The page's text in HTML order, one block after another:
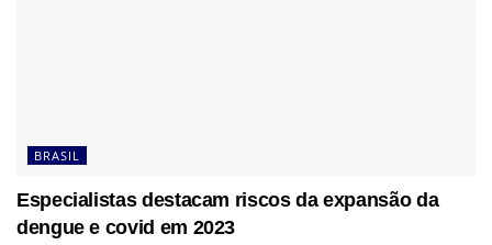
BRASIL
Especialistas destacam riscos da expansão da
dengue e covid em 2023